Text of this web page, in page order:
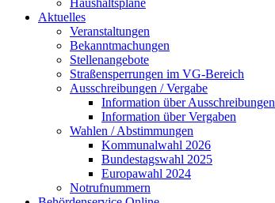
Haushaltspläne
Aktuelles
Veranstaltungen
Bekanntmachungen
Stellenangebote
Straßensperrungen im VG-Bereich
Ausschreibungen / Vergabe
Information über Ausschreibungen
Information über Vergaben
Wahlen / Abstimmungen
Kommunalwahl 2026
Bundestagswahl 2025
Europawahl 2024
Notrufnummern